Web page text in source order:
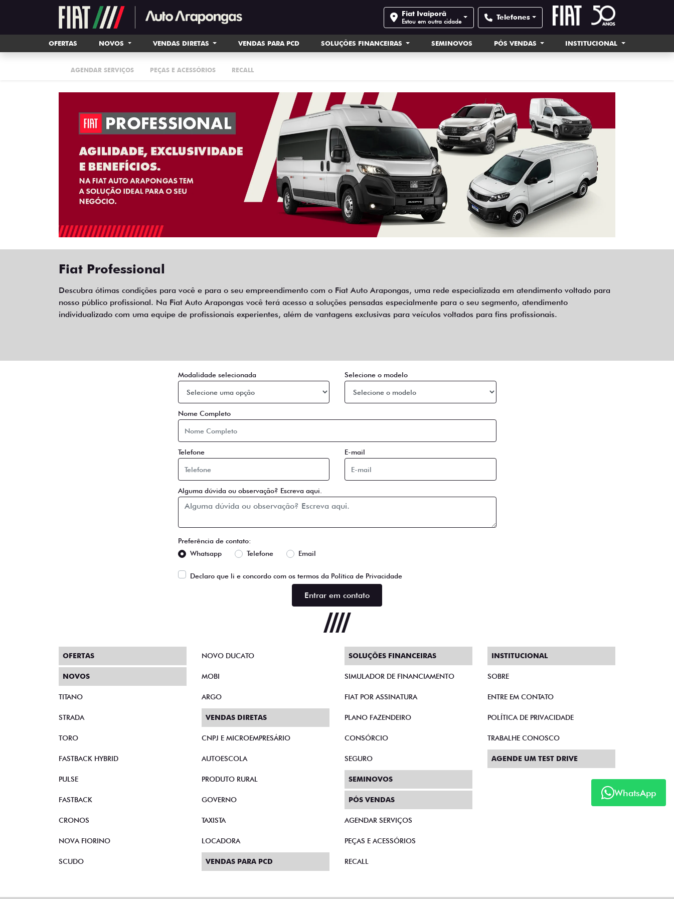
Fiat Ivaiporã
Estou em outra cidade Telefones
OFERTAS NOVOS VENDAS DIRETAS VENDAS PARA PCD SOLUÇÕES FINANCEIRAS SEMINOVOS PÓS VENDAS INSTITUCIONAL
AGENDAR SERVIÇOS PEÇAS E ACESSÓRIOS RECALL
Fiat Professional
Descubra ótimas condições para você e para o seu empreendimento com o Fiat Auto Arapongas, uma rede especializada em atendimento voltado para
nosso público profissional. Na Fiat Auto Arapongas você terá acesso a soluções pensadas especialmente para o seu segmento, atendimento
individualizado com uma equipe de profissionais experientes, além de vantagens exclusivas para veículos voltados para fins profissionais.
Modalidade selecionada Selecione o modelo
Nome Completo
Telefone E-mail
Alguma dúvida ou observação? Escreva aqui.
Preferência de contato:
Whatsapp
Telefone Email
Declaro que li e concordo com os termos da Política de Privacidade
Entrar em contato
WhatsApp
OFERTAS
NOVOS
TITANO
STRADA
TORO
FASTBACK HYBRID
PULSE
FASTBACK
CRONOS
NOVA FIORINO
SCUDO
NOVO DUCATO
MOBI
ARGO
VENDAS DIRETAS
CNPJ E MICROEMPRESÁRIO
AUTOESCOLA
PRODUTO RURAL
GOVERNO
TAXISTA
LOCADORA
VENDAS PARA PCD
SOLUÇÕES FINANCEIRAS
SIMULADOR DE FINANCIAMENTO
FIAT POR ASSINATURA
PLANO FAZENDEIRO
CONSÓRCIO
SEGURO
SEMINOVOS
PÓS VENDAS
AGENDAR SERVIÇOS
PEÇAS E ACESSÓRIOS
RECALL
INSTITUCIONAL
SOBRE
ENTRE EM CONTATO
POLÍTICA DE PRIVACIDADE
TRABALHE CONOSCO
AGENDE UM TEST DRIVE